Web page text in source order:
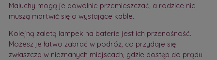
Maluchy mogą je dowolnie przemieszczać, a rodzice nie
muszą martwić się o wystające kable.
Kolejną zaletą lampek na baterie jest ich przenośność.
Możesz je łatwo zabrać w podróż, co przydaje się
zwłaszcza w nieznanych miejscach, gdzie dostęp do prądu